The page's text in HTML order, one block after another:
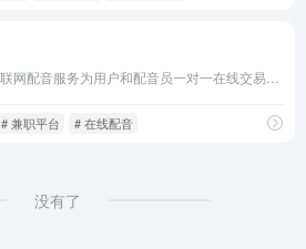
# 兼职平台 # 在线配音
没有了